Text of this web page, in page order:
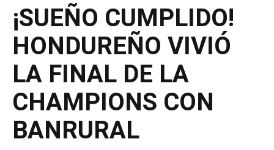
¡SUEÑO CUMPLIDO!
HONDUREÑO VIVIÓ
LA FINAL DE LA
CHAMPIONS CON
BANRURAL